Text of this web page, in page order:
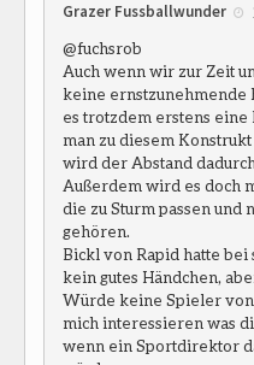
Grazer Fussballwunder
@fuchsrob
Auch wenn wir zur Zeit
keine ernstzunehmende
es trotzdem erstens
man zu diesem
wird der Abstand
Außerdem wird es doch
die zu Sturm passen und
gehören.
Bickl von Rapid hatte
kein gutes Händchen,
Würde keine Spieler
mich interessieren was
wenn ein Sportdirektor